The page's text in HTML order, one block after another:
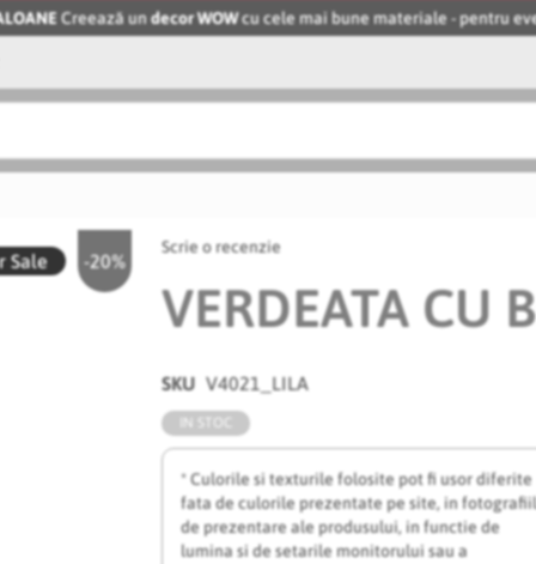
Creează undecor WOWcu cele mai bune materiale - pentru
-20%
Sale
Scrie o recenzie
VERDEATA CU
SKU V4021_LILA
* Culorile si texturile folosite pot fi usor diferite
fata de culorile prezentate pe site, in
de prezentare ale produsului, in functie de
lumina si de setarile monitorului sau a